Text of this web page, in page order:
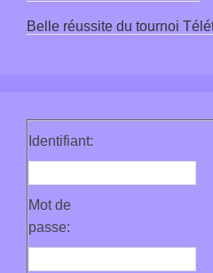
Belle réussite du tournoi
Identifiant:
Mot de
passe: